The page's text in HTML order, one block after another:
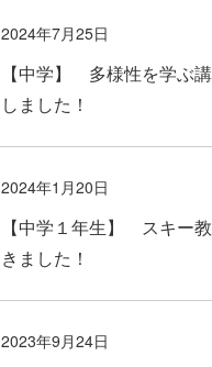
2024年7月25日
【中学】 多様性を学ぶ
しました！
2024年1月20日
【中学１年生】 スキー
きました！
2023年9月24日